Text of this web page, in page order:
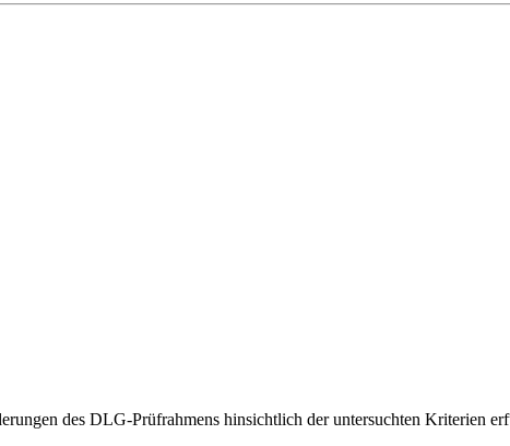
des DLG-Prüfrahmens hinsichtlich der untersuchten Kriterien